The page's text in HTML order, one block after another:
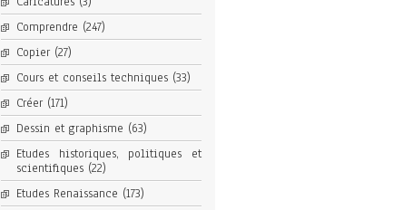
Comprendre (247)
Copier(27)
Cours et conseils techniques(33)
Créer(171)
Dessin et graphisme (63)
Etudes historiques, politiques et
scientifiques(22)
Etudes Renaissance (173)